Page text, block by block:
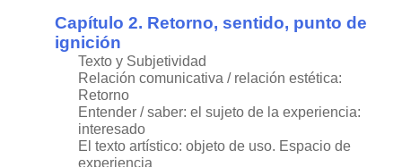
Capítulo 2. Retorno, sentido, punto de
ignición
Texto y Subjetividad
Relación comunicativa / relación estética:
Retorno
Entender / saber: el sujeto de la experiencia:
interesado
El texto artístico: objeto de uso. Espacio de
experiencia